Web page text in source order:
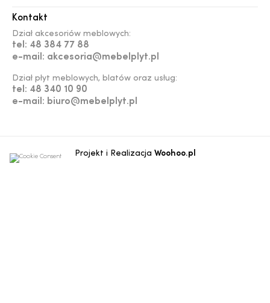
Kontakt
Dział akcesoriów meblowych:
tel: 48 384 77 88
e-mail: akcesoria@mebelplyt.pl
Dział płyt meblowych, blatów oraz usług:
tel: 48 340 10 90
e-mail: biuro@mebelplyt.pl
Projekt i Realizacja Woohoo.pl